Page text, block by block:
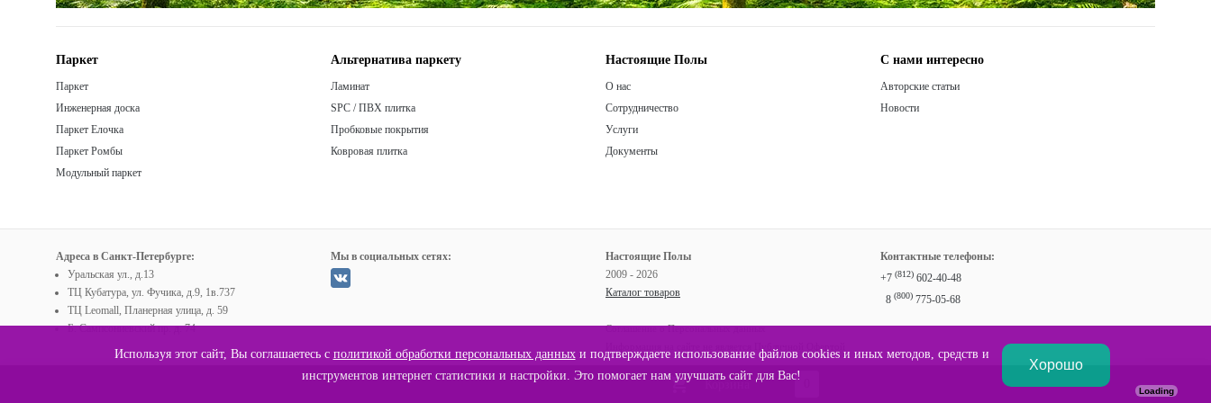
Паркет
Паркет
Инженерная доска
Паркет Елочка
Паркет Ромбы
Модульный паркет
Альтернатива паркету
Ламинат
SPC / ПВХ плитка
Пробковые покрытия
Ковровая плитка
Настоящие Полы
О нас
Сотрудничество
Услуги
Документы
С нами интересно
Авторские статьи
Новости
Адреса в Санкт-Петербурге:
Уральская ул., д.13
ТЦ Кубатура, ул. Фучика, д.9, 1в.737
ТЦ Leomall, Планерная улица, д. 59
Б. Сампсониевский пр. д. 74
Мы в социальных сетях:
Настоящие Полы
2009 - 2026
Каталог товаров
Соглашение о Персональных данных
Контактные телефоны:
+7 (812) 602-40-48
8 (800) 775-05-68
shopping_cart Loading
Используя этот сайт, Вы соглашаетесь с политикой обработки персональных данныхи подтверждаете использование файлов cookies и иных методов, средств и
инструментов интернет статистики и настройки. Это помогает нам улучшать сайт для Вас!
Хорошо